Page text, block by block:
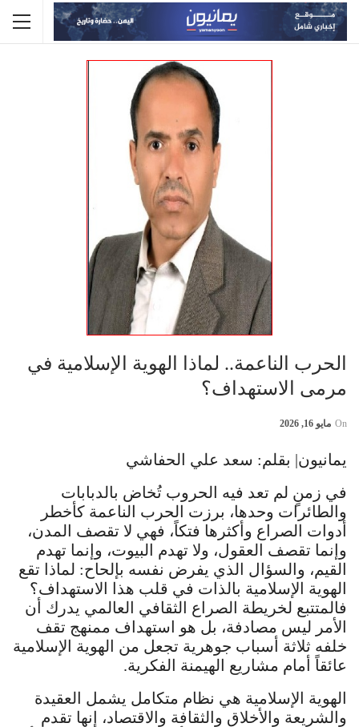
الحرب الناعمة.. لماذا الهوية الإسلامية في
مرمى الاستهداف؟
On مايو 16, 2026
يمانيون| بقلم: سعد علي الحفاشي
في زمنٍ لم تعد فيه الحروب تُخاض بالدبابات
والطائرات وحدها، برزت الحرب الناعمة كأخطر
أدوات الصراع وأكثرها فتكاً، فهي لا تقصف المدن،
وإنما تقصف العقول، ولا تهدم البيوت، وإنما تهدم
القيم، والسؤال الذي يفرض نفسه بإلحاح: لماذا تقع
الهوية الإسلامية بالذات في قلب هذا الاستهداف؟
فالمتتبع لخريطة الصراع الثقافي العالمي يدرك أن
الأمر ليس مصادفة، بل هو استهداف ممنهج تقف
خلفه ثلاثة أسباب جوهرية تجعل من الهوية الإسلامية
عائقاً أمام مشاريع الهيمنة الفكرية.
الهوية الإسلامية هي نظام متكامل يشمل العقيدة
والشريعة والأخلاق والثقافة والاقتصاد، إنها تقدم